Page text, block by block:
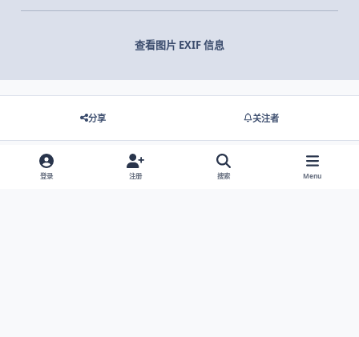
查看图片 EXIF 信息
分享 关注者
登录 注册 搜索 Menu